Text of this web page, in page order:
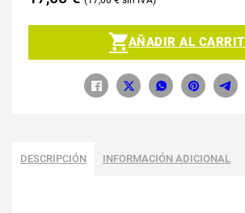
AÑADIR AL
DESCRIPCIÓN INFORMACIÓN ADICIONAL